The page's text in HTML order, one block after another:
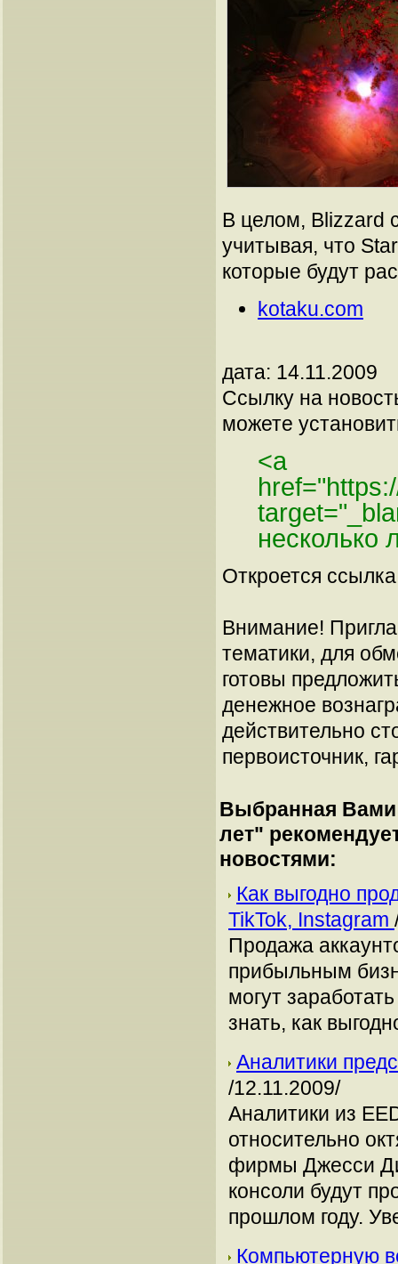
В целом, Blizzard
учитывая, что
которые будут
kotaku.com
дата: 14.11.2009
Ссылку на
можете
<a
несколько
Откроется
Внимание!
тематики, для
готовы
денежное
действительно
первоисточник,
Выбранная Вами
лет"
новостями:
Как выгодно
TikTok, Instagram
Продажа
прибыльным
могут
знать, как
Аналитики
/12.11.2009/
Аналитики из
относительно
фирмы Джесси
консоли будут
прошлом году.
Компьютерную